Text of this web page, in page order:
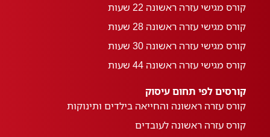
קורס מגישי עזרה ראשונה 22 שעות
קורס מגישי עזרה ראשונה 28 שעות
קורס מגישי עזרה ראשונה 30 שעות
קורס מגישי עזרה ראשונה 44 שעות
קורסים לפי תחום עיסוק
קורס עזרה ראשונה והחייאה בילדים ותינוקות
קורס עזרה ראשונה לעובדים